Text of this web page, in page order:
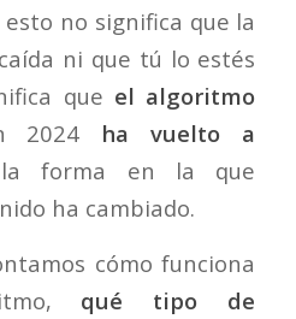
no significa que la
ni que tú lo estés
que el algoritmo
2024 ha vuelto a
forma en la que
ha cambiado.
cómo funciona
qué tipo de